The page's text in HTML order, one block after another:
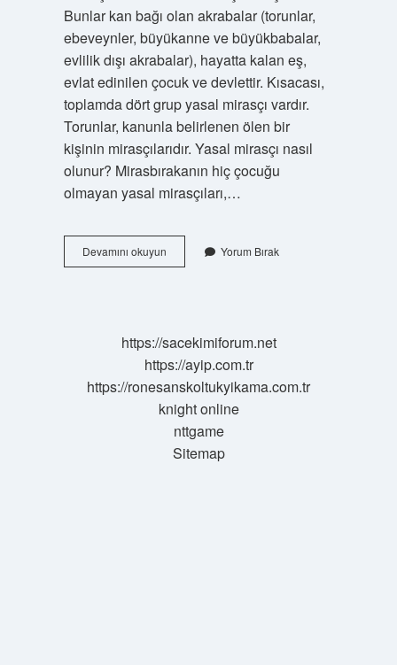
Bunlar kan bağı olan akrabalar (torunlar,
ebeveynler, büyükanne ve büyükbabalar,
evlilik dışı akrabalar), hayatta kalan eş,
evlat edinilen çocuk ve devlettir. Kısacası,
toplamda dört grup yasal mirasçı vardır.
Torunlar, kanunla belirlenen ölen bir
kişinin mirasçılarıdır. Yasal mirasçı nasıl
olunur? Mirasbırakanın hiç çocuğu
olmayan yasal mirasçıları,…
Devamını okuyunMirasçı
Nasıl
Yorum Bırak
https://sacekimiforum.net
https://ayip.com.tr
https://ronesanskoltukyikama.com.tr
knight online
nttgame
Sitemap